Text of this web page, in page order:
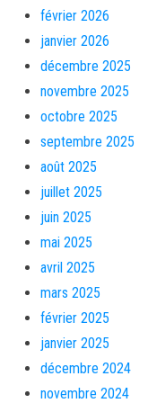
février 2026
janvier 2026
décembre 2025
novembre 2025
octobre 2025
septembre 2025
août 2025
juillet 2025
juin 2025
mai 2025
avril 2025
mars 2025
février 2025
janvier 2025
décembre 2024
novembre 2024